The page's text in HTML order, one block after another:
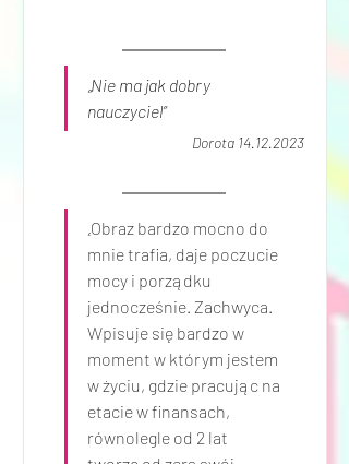
„Nie ma jak dobry
nauczyciel”
Dorota 14.12.2023
„Obraz bardzo mocno do
mnie trafia, daje poczucie
mocy i porządku
jednocześnie. Zachwyca.
Wpisuje się bardzo w
moment w którym jestem
w życiu, gdzie pracując na
etacie w finansach,
równolegle od 2 lat